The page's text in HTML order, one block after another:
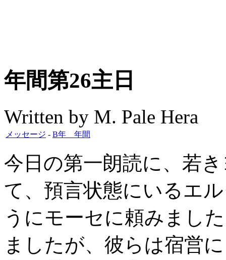
年間第26主日
Written by M. Pale Hera
メッセージ - B年 年間
今日の第一朗読に、若
て、預言状態にいるエ
うにモーセに頼みまし
ましたが、彼らは宿営